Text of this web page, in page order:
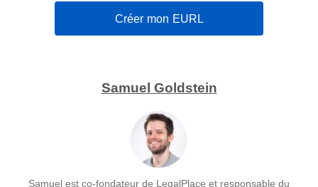
Créer mon EURL
Samuel Goldstein
Samuel est co-fondateur de LegalPlace et responsable du